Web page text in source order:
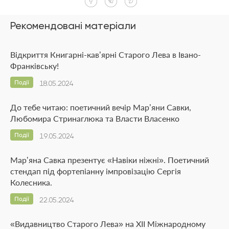
Рекомендовані матеріали
Відкриття Книгарні-кав’ярні Старого Лева в Івано-
Франківську!
18.05.2024
Події
До тебе читаю: поетичний вечір Мар’яни Савки,
Любомира Стринаглюка та Власти Власенко
19.05.2024
Події
Марʼяна Савка презентує «Навіки ніжні». Поетичний
стендап під фортепіанну імпровізацію Сергія
Колесника.
22.05.2024
Події
«Видавництво Старого Лева» на ХІІ Міжнародному